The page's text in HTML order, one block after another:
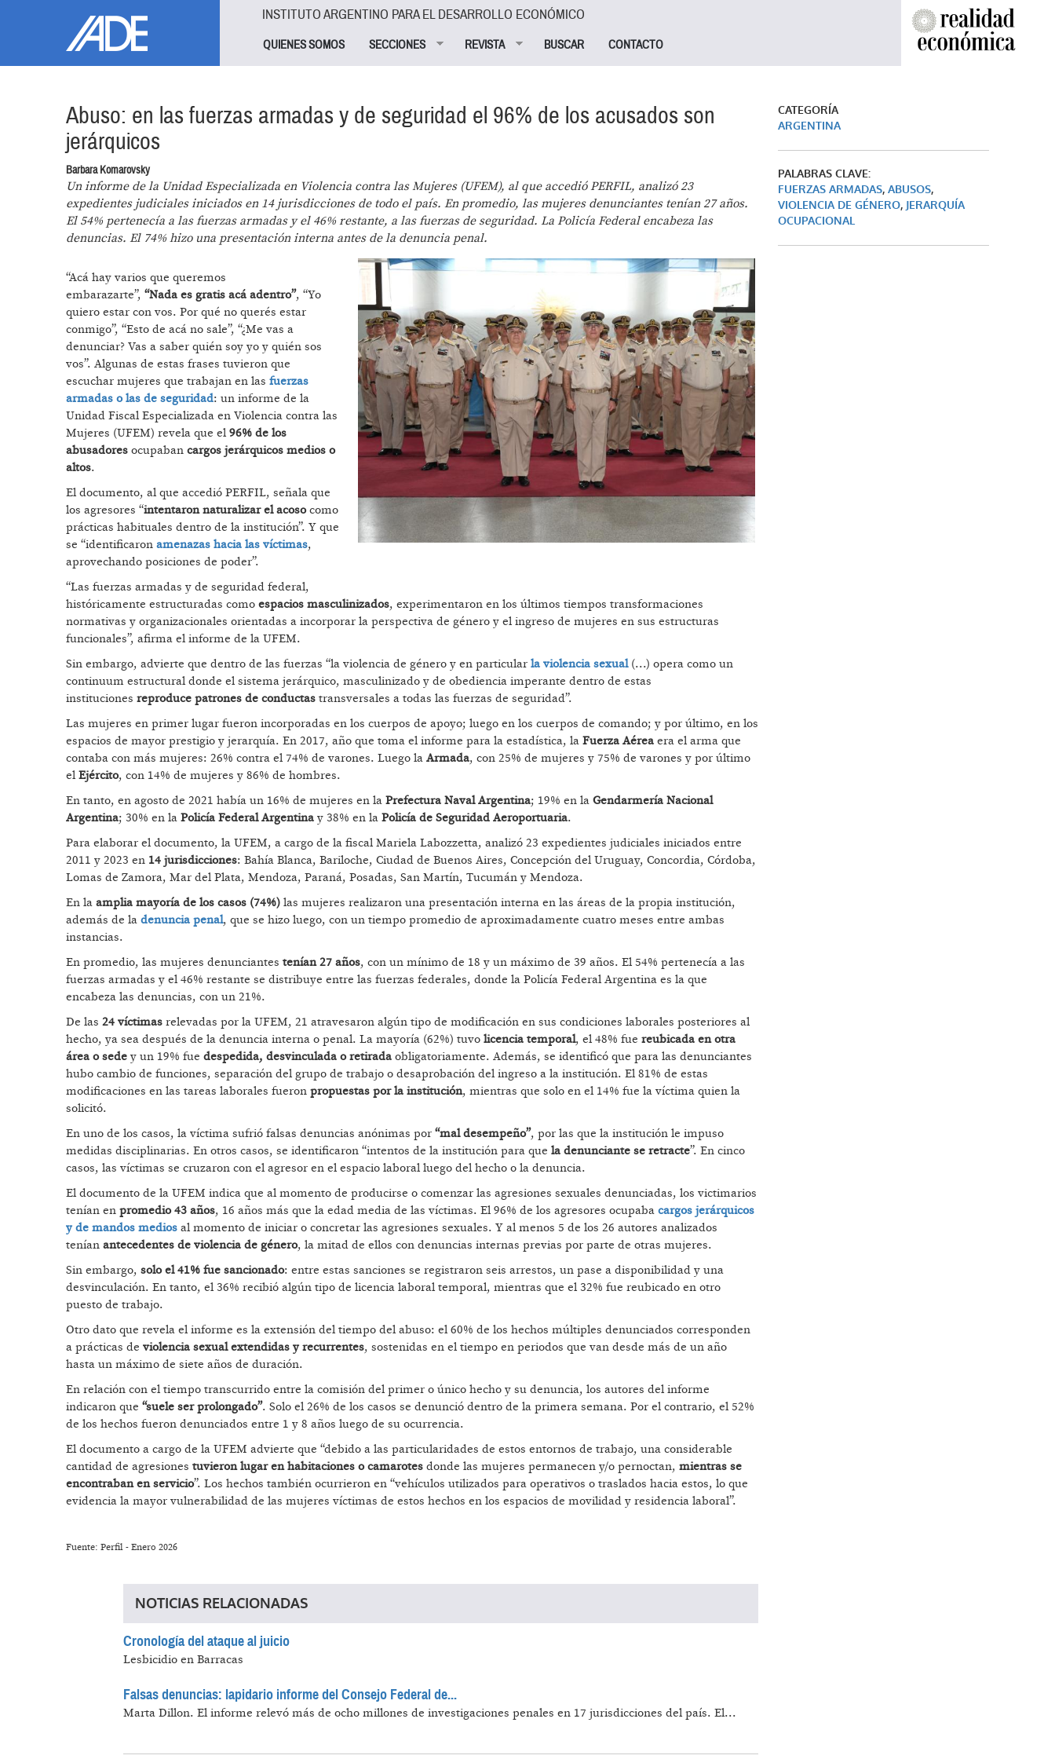
INSTITUTO ARGENTINO PARA EL DESARROLLO ECONÓMICO
QUIENES SOMOS SECCIONES REVISTA BUSCAR CONTACTO
Abuso: en las fuerzas armadas y de seguridad el 96% de los acusados son
jerárquicos
Barbara Komarovsky
Un informe de la Unidad Especializada en Violencia contra las Mujeres (UFEM), al que accedió PERFIL, analizó 23
expedientes judiciales iniciados en 14 jurisdicciones de todo el país. En promedio, las mujeres denunciantes tenían 27 años.
El 54% pertenecía a las fuerzas armadas y el 46% restante, a las fuerzas de seguridad. La Policía Federal encabeza las
denuncias. El 74% hizo una presentación interna antes de la denuncia penal.
“Acá hay varios que queremos
embarazarte”, “Nada es gratis acá adentro”, “Yo
quiero estar con vos. Por qué no querés estar
conmigo”, “Esto de acá no sale”, “¿Me vas a
denunciar? Vas a saber quién soy yo y quién sos
vos”. Algunas de estas frases tuvieron que
escuchar mujeres que trabajan en las fuerzas
armadas o las de seguridad: un informe de la
Unidad Fiscal Especializada en Violencia contra las
Mujeres (UFEM) revela que el 96% de los
abusadores ocupaban cargos jerárquicos medios o
altos.
El documento, al que accedió PERFIL, señala que
los agresores “intentaron naturalizar el acosocomo
prácticas habituales dentro de la institución”. Y que
se “identificaron amenazas hacia las víctimas,
aprovechando posiciones de poder”.
“Las fuerzas armadas y de seguridad federal,
históricamente estructuradas como espacios masculinizados, experimentaron en los últimos tiempos transformaciones
normativas y organizacionales orientadas a incorporar la perspectiva de género y el ingreso de mujeres en sus estructuras
funcionales”, afirma el informe de la UFEM.
Sin embargo, advierte que dentro de las fuerzas “la violencia de género y en particular la violencia sexual(...) opera como un
continuum estructural donde el sistema jerárquico, masculinizado y de obediencia imperante dentro de estas
instituciones reproduce patrones de conductas transversales a todas las fuerzas de seguridad”.
Las mujeres en primer lugar fueron incorporadas en los cuerpos de apoyo; luego en los cuerpos de comando; y por último, en los
espacios de mayor prestigio y jerarquía. En 2017, año que toma el informe para la estadística, la Fuerza Aérea era el arma que
contaba con más mujeres: 26% contra el 74% de varones. Luego la Armada, con 25% de mujeres y 75% de varones y por último
el Ejército, con 14% de mujeres y 86% de hombres.
En tanto, en agosto de 2021 había un 16% de mujeres en la Prefectura Naval Argentina; 19% en la Gendarmería Nacional
Argentina; 30% en la Policía Federal Argentina y 38% en la Policía de Seguridad Aeroportuaria.
Para elaborar el documento, la UFEM, a cargo de la fiscal Mariela Labozzetta, analizó 23 expedientes judiciales iniciados entre
2011 y 2023 en 14 jurisdicciones: Bahía Blanca, Bariloche, Ciudad de Buenos Aires, Concepción del Uruguay, Concordia, Córdoba,
Lomas de Zamora, Mar del Plata, Mendoza, Paraná, Posadas, San Martín, Tucumán y Mendoza.
En la amplia mayoría de los casos (74%) las mujeres realizaron una presentación interna en las áreas de la propia institución,
además de la denuncia penal, que se hizo luego, con un tiempo promedio de aproximadamente cuatro meses entre ambas
instancias.
En promedio, las mujeres denunciantes tenían 27 años, con un mínimo de 18 y un máximo de 39 años. El 54% pertenecía a las
fuerzas armadas y el 46% restante se distribuye entre las fuerzas federales, donde la Policía Federal Argentina es la que
encabeza las denuncias, con un 21%.
De las 24 víctimas relevadas por la UFEM, 21 atravesaron algún tipo de modificación en sus condiciones laborales posteriores al
hecho, ya sea después de la denuncia interna o penal. La mayoría (62%) tuvo licencia temporal, el 48% fue reubicada en otra
área o sede y un 19% fue despedida, desvinculada o retirada obligatoriamente. Además, se identificó que para las denunciantes
hubo cambio de funciones, separación del grupo de trabajo o desaprobación del ingreso a la institución. El 81% de estas
modificaciones en las tareas laborales fueron propuestas por la institución, mientras que solo en el 14% fue la víctima quien la
solicitó.
En uno de los casos, la víctima sufrió falsas denuncias anónimas por “mal desempeño”, por las que la institución le impuso
medidas disciplinarias. En otros casos, se identificaron “intentos de la institución para que la denunciante se retracte”. En cinco
casos, las víctimas se cruzaron con el agresor en el espacio laboral luego del hecho o la denuncia.
El documento de la UFEM indica que al momento de producirse o comenzar las agresiones sexuales denunciadas, los victimarios
tenían en promedio 43 años, 16 años más que la edad media de las víctimas. El 96% de los agresores ocupaba cargos jerárquicos
y de mandos medios al momento de iniciar o concretar las agresiones sexuales. Y al menos 5 de los 26 autores analizados
tenían antecedentes de violencia de género, la mitad de ellos con denuncias internas previas por parte de otras mujeres.
Sin embargo, solo el 41% fue sancionado: entre estas sanciones se registraron seis arrestos, un pase a disponibilidad y una
desvinculación. En tanto, el 36% recibió algún tipo de licencia laboral temporal, mientras que el 32% fue reubicado en otro
puesto de trabajo.
Otro dato que revela el informe es la extensión del tiempo del abuso: el 60% de los hechos múltiples denunciados corresponden
a prácticas de violencia sexual extendidas y recurrentes, sostenidas en el tiempo en periodos que van desde más de un año
hasta un máximo de siete años de duración.
En relación con el tiempo transcurrido entre la comisión del primer o único hecho y su denuncia, los autores del informe
indicaron que “suele ser prolongado”. Solo el 26% de los casos se denunció dentro de la primera semana. Por el contrario, el 52%
de los hechos fueron denunciados entre 1 y 8 años luego de su ocurrencia.
El documento a cargo de la UFEM advierte que “debido a las particularidades de estos entornos de trabajo, una considerable
cantidad de agresiones tuvieron lugar en habitaciones o camarotes donde las mujeres permanecen y/o pernoctan, mientras se
encontraban en servicio”. Los hechos también ocurrieron en “vehículos utilizados para operativos o traslados hacia estos, lo que
evidencia la mayor vulnerabilidad de las mujeres víctimas de estos hechos en los espacios de movilidad y residencia laboral”.
Fuente: Perfil - Enero 2026
NOTICIAS RELACIONADAS
Cronología del ataque al juicio
Lesbicidio en Barracas
Falsas denuncias: lapidario informe del Consejo Federal de...
Marta Dillon. El informe relevó más de ocho millones de investigaciones penales en 17 jurisdicciones del país. El...
CATEGORÍA
ARGENTINA
PALABRAS CLAVE:
FUERZAS ARMADAS, ABUSOS,
VIOLENCIA DE GÉNERO, JERARQUÍA
OCUPACIONAL